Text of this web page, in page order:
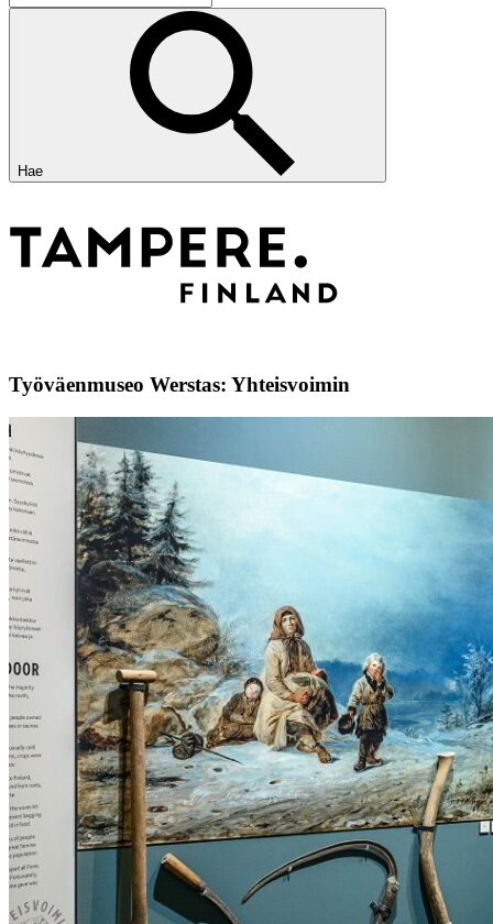
Hae
Työväenmuseo Werstas: Yhteisvoimin